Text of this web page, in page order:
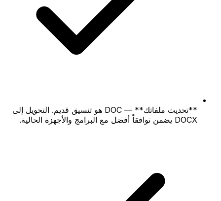
**تحديث ملفاتك** — DOC هو تنسيق قديم. التحويل إلى
DOCX يضمن توافقاً أفضل مع البرامج والأجهزة الحالية.